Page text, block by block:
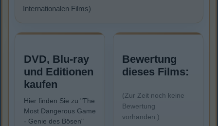
Internationalen Films)
DVD, Blu-ray
und Editionen
kaufen
Hier finden Sie zu "The
Most Dangerous Game
- Genie des Bösen"
Bewertung
dieses Films:
(Zur Zeit noch keine
Bewertung
vorhanden.)